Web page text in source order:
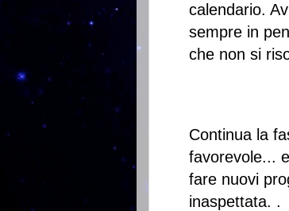
calendario.
sempre in
che non si
Continua la
favorevole...
fare nuovi
inaspettata. .